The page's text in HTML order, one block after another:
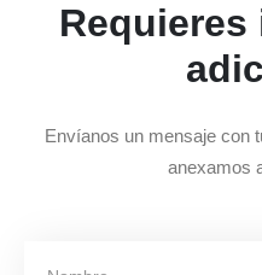
Envíanos un mensaje con
anexamos